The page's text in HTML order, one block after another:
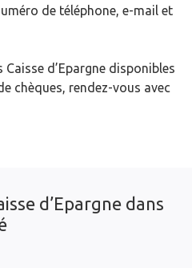
de téléphone, e-mail et
d’Epargne disponibles
chèques, rendez-vous avec
d’Epargne dans